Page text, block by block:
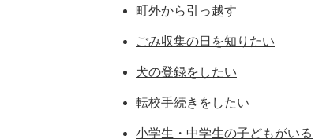
町外から引っ越す
ごみ収集の日を知りたい
犬の登録をしたい
転校手続きをしたい
小学生・中学生の子どもがいる